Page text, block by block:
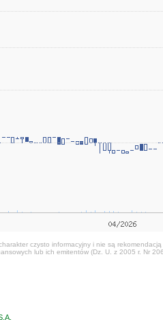
czysto informacyjny i nie są
lub ich emitentów (Dz. U. z 2005 r. Nr